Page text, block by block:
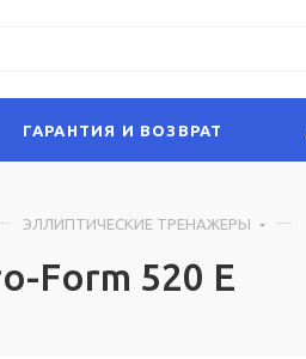
ГАРАНТИЯ И ВОЗВРАТ
Form 520 E
ЭЛЛИПТИЧЕСКИЕ ТРЕНАЖЕРЫ